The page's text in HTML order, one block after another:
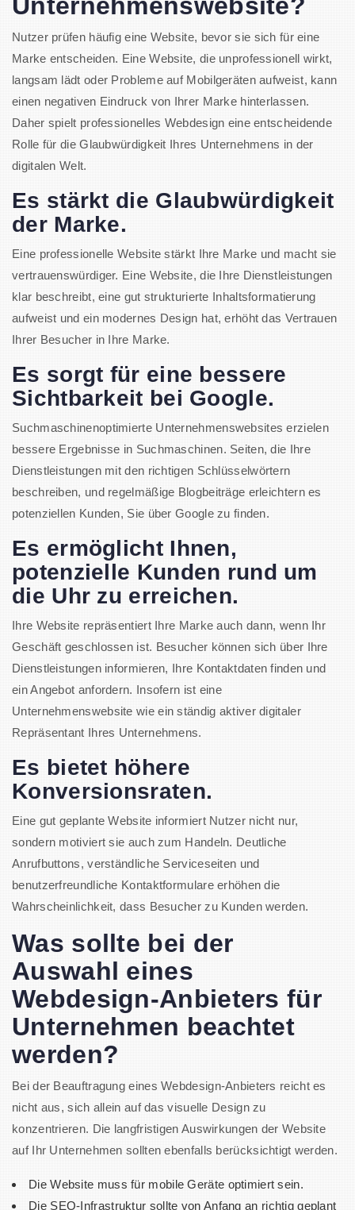
Nutzer prüfen häufig eine Website, bevor sie sich für eine
Marke entscheiden. Eine Website, die unprofessionell wirkt,
langsam lädt oder Probleme auf Mobilgeräten aufweist, kann
einen negativen Eindruck von Ihrer Marke hinterlassen.
Daher spielt professionelles Webdesign eine entscheidende
Rolle für die Glaubwürdigkeit Ihres Unternehmens in der
digitalen Welt.
Es stärkt die Glaubwürdigkeit
der Marke.
Eine professionelle Website stärkt Ihre Marke und macht sie
vertrauenswürdiger. Eine Website, die Ihre Dienstleistungen
klar beschreibt, eine gut strukturierte Inhaltsformatierung
aufweist und ein modernes Design hat, erhöht das Vertrauen
Ihrer Besucher in Ihre Marke.
Es sorgt für eine bessere
Sichtbarkeit bei Google.
Suchmaschinenoptimierte Unternehmenswebsites erzielen
bessere Ergebnisse in Suchmaschinen. Seiten, die Ihre
Dienstleistungen mit den richtigen Schlüsselwörtern
beschreiben, und regelmäßige Blogbeiträge erleichtern es
potenziellen Kunden, Sie über Google zu finden.
Es ermöglicht Ihnen,
potenzielle Kunden rund um
die Uhr zu erreichen.
Ihre Website repräsentiert Ihre Marke auch dann, wenn Ihr
Geschäft geschlossen ist. Besucher können sich über Ihre
Dienstleistungen informieren, Ihre Kontaktdaten finden und
ein Angebot anfordern. Insofern ist eine
Unternehmenswebsite wie ein ständig aktiver digitaler
Repräsentant Ihres Unternehmens.
Es bietet höhere
Konversionsraten.
Eine gut geplante Website informiert Nutzer nicht nur,
sondern motiviert sie auch zum Handeln. Deutliche
Anrufbuttons, verständliche Serviceseiten und
benutzerfreundliche Kontaktformulare erhöhen die
Wahrscheinlichkeit, dass Besucher zu Kunden werden.
Was sollte bei der
Auswahl eines
Webdesign-Anbieters für
Unternehmen beachtet
werden?
Bei der Beauftragung eines Webdesign-Anbieters reicht es
nicht aus, sich allein auf das visuelle Design zu
konzentrieren. Die langfristigen Auswirkungen der Website
auf Ihr Unternehmen sollten ebenfalls berücksichtigt werden.
Die Website muss für mobile Geräte optimiert sein.
Die SEO-Infrastruktur sollte von Anfang an richtig geplant